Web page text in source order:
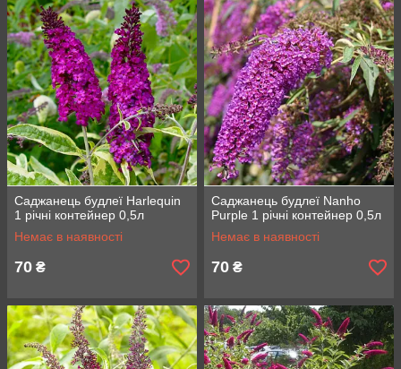
Саджанець будлеї Harlequin
1 річні контейнер 0,5л
Немає в наявності
70 ₴
Саджанець будлеї Nanho
Purple 1 річні контейнер 0,5л
Немає в наявності
70 ₴